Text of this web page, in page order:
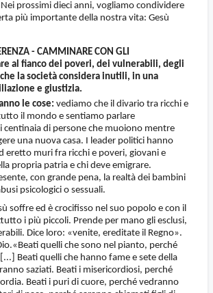
Nei prossimi dieci anni, vogliamo condividere
più importante della nostra vita: Gesù
- CAMMINARE CON GLI
al fianco dei poveri, dei vulnerabili, degli
la società considera inutili, in una
e giustizia.
le cose: vediamo che il divario tra ricchi e
il mondo e sentiamo parlare
centinaia di persone che muoiono mentre
una nuova casa. I leader politici hanno
eretto muri fra ricchi e poveri, giovani e
propria patria e chi deve emigrare.
con grande pena, la realtà dei bambini
psicologici o sessuali.
soffre ed è crocifisso nel suo popolo e con il
i più piccoli. Prende per mano gli esclusi,
Dice loro: «venite, ereditate il Regno».
quelli che sono nel pianto, perché
Beati quelli che hanno fame e sete della
saziati. Beati i misericordiosi, perché
Beati i puri di cuore, perché vedranno